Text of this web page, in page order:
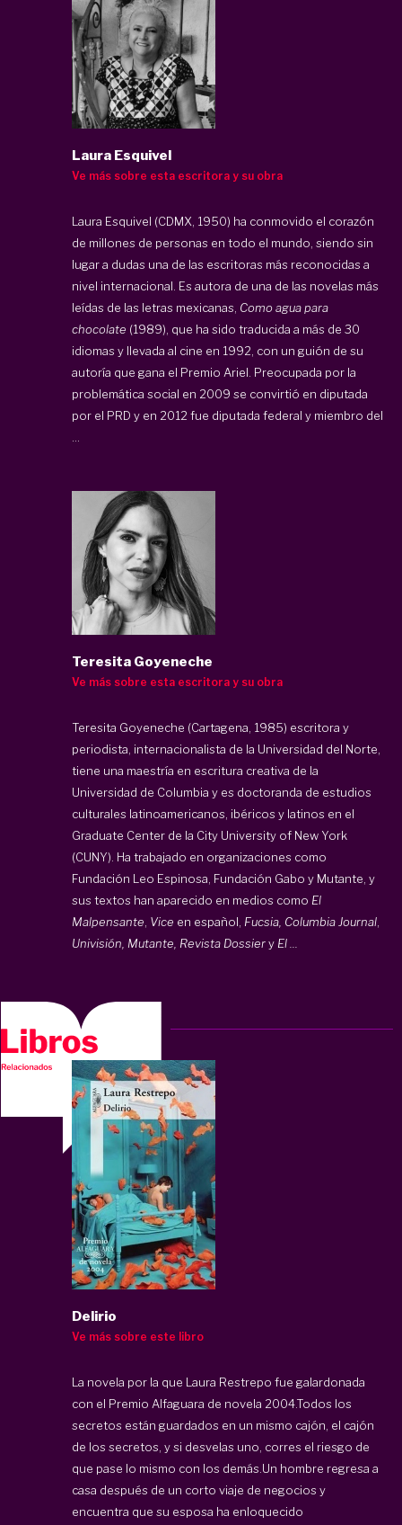
Laura Esquivel
Ve más sobre esta escritora y su obra
Laura Esquivel (CDMX, 1950) ha conmovido el corazón
de millones de personas en todo el mundo, siendo sin
lugar a dudas una de las escritoras más reconocidas a
nivel internacional. Es autora de una de las novelas más
leídas de las letras mexicanas, Como agua para
chocolate (1989), que ha sido traducida a más de 30
idiomas y llevada al cine en 1992, con un guión de su
autoría que gana el Premio Ariel. Preocupada por la
problemática social en 2009 se convirtió en diputada
por el PRD y en 2012 fue diputada federal y miembro del
Teresita Goyeneche
Ve más sobre esta escritora y su obra
Teresita Goyeneche (Cartagena, 1985) escritora y
periodista, internacionalista de la Universidad del Norte,
tiene una maestría en escritura creativa de la
Universidad de Columbia y es doctoranda de estudios
culturales latinoamericanos, ibéricos y latinos en el
Graduate Center de la City University of New York
(CUNY). Ha trabajado en organizaciones como
Fundación Leo Espinosa, Fundación Gabo y Mutante, y
sus textos han aparecido en medios como El
Malpensante Vice en español, Fucsia, Columbia Journal
Univisión, Mutante, Revista Dossiery El ...
Delirio
Ve más sobre este libro
La novela por la que Laura Restrepo fue galardonada
con el Premio Alfaguara de novela 2004.Todos los
secretos están guardados en un mismo cajón, el cajón
de los secretos, y si desvelas uno, corres el riesgo de
que pase lo mismo con los demás.Un hombre regresa a
casa después de un corto viaje de negocios y
encuentra que su esposa ha enloquecido